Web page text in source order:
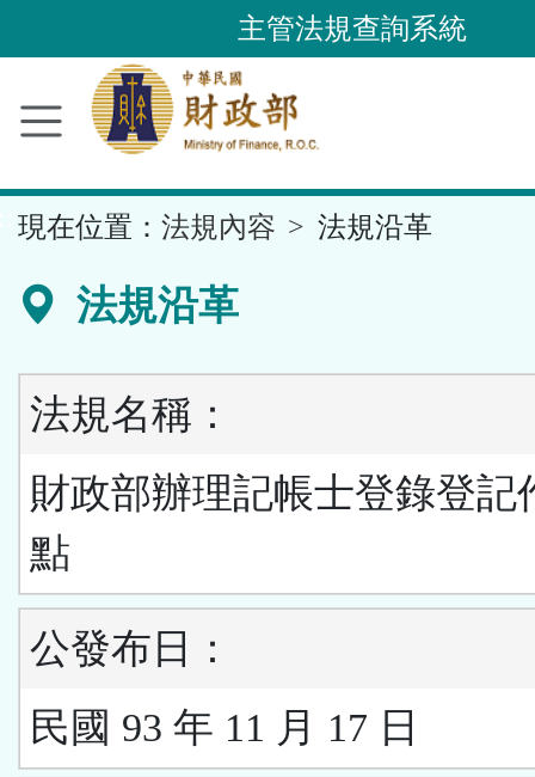
到
要
容
區
主管法規查詢系統
現在位置： 法規內容 法規沿革
法規沿革
法規名稱：
財政部辦理記帳士登錄登記
點
公發布日：
民國 93 年 11 月 17 日